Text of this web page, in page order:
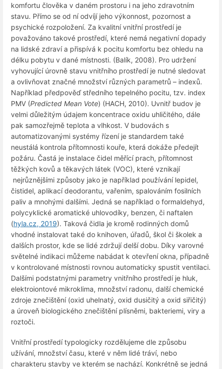
komfortu člověka v daném prostoru i na jeho zdravotním
stavu. Přímo se od ní odvíjí jeho výkonnost, pozornost a
psychické rozpoložení. Za kvalitní vnitřní prostředí je
považováno takové prostředí, které nemá negativní dopady
na lidské zdraví a přispívá k pocitu komfortu bez ohledu na
délku pobytu v dané místnosti. (Balík, 2008). Pro udržení
vyhovující úrovně stavu vnitřního prostředí je nutné sledovat
a ovlivňovat značné množství různých parametrů – indexů.
Například předpověď středního tepelného pocitu, tzv. index
PMV (Predicted Mean Vote) (HACH, 2010). Uvnitř budov je
velmi důležitým údajem koncentrace oxidu uhličitého, dále
pak samozřejmě teplota a vlhkost. V budovách s
automatizovanými systémy řízení je standardem také
neustálá kontrola přítomnosti kouře, která dokáže předejít
požáru. Častá je instalace čidel měřící prach, přítomnost
těžkých kovů a těkavých látek (VOC), které vznikají
nejrůznějšími způsoby jako je například používání lepidel,
čistidel, aplikací deodorantu, vařením, spalováním fosilních
paliv a mnohými dalšími. Jedná se například o formaldehyd,
polycyklické aromatické uhlovodíky, benzen, či naftalen
(hyla.cz, 2019). Taková čidla je kromě rodinných domů
vhodné instalovat také do knihoven, úřadů, škol či školek a
dalších prostor, kde se lidé zdržují delší dobu. Díky varovné
světelné indikaci můžeme nabádat k otevření okna, případně
v kontrolované místnosti rovnou automaticky spustit ventilaci.
Dalšími podstatnými parametry vnitřního prostředí je hluk,
elektroiontové mikroklima, množství radonu, další chemické
zdroje znečištění (oxid uhelnatý, oxid dusičitý a oxid siřičitý)
a úroveň biologického znečištění plísněmi, bakteriemi, viry a
roztoči.
Vnitřní prostředí typologicky rozdělujeme dle způsobu
užívání, množství času, které v něm lidé tráví, nebo
charakteru stavby ve kterém se nachází. Konkrétně se jedná